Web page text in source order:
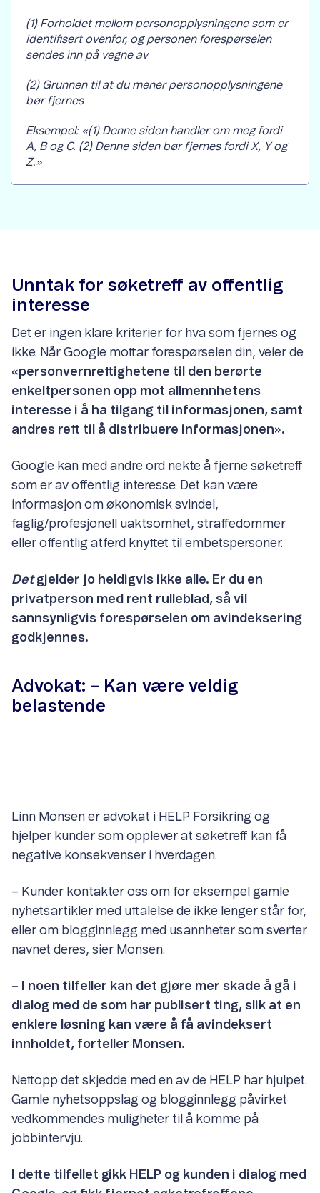
(1) Forholdet mellom personopplysningene som er
identifisert ovenfor, og personen forespørselen
sendes inn på vegne av
(2) Grunnen til at du mener personopplysningene
bør fjernes
Eksempel: «(1) Denne siden handler om meg fordi
A, B og C. (2) Denne siden bør fjernes fordi X, Y og
Z.»
Unntak for søketreff av offentlig
interesse
Det er ingen klare kriterier for hva som fjernes og
ikke. Når Google mottar forespørselen din, veier de
«personvernrettighetene til den berørte
enkeltpersonen opp mot allmennhetens
interesse i å ha tilgang til informasjonen, samt
andres rett til å distribuere informasjonen».
Google kan med andre ord nekte å fjerne søketreff
som er av offentlig interesse. Det kan være
informasjon om økonomisk svindel,
faglig/profesjonell uaktsomhet, straffedommer
eller offentlig atferd knyttet til embetspersoner.
Detgjelder jo heldigvis ikke alle. Er du en
privatperson med rent rulleblad, så vil
sannsynligvis forespørselen om avindeksering
godkjennes.
Advokat: – Kan være veldig
belastende
Linn Monsen er advokat i HELP Forsikring og
hjelper kunder som opplever at søketreff kan få
negative konsekvenser i hverdagen.
– Kunder kontakter oss om for eksempel gamle
nyhetsartikler med uttalelse de ikke lenger står for,
eller om blogginnlegg med usannheter som sverter
navnet deres, sier Monsen.
– I noen tilfeller kan det gjøre mer skade å gå i
dialog med de som har publisert ting, slik at en
enklere løsning kan være å få avindeksert
innholdet, forteller Monsen.
Nettopp det skjedde med en av de HELP har hjulpet.
Gamle nyhetsoppslag og blogginnlegg påvirket
vedkommendes muligheter til å komme på
jobbintervju.
I dette tilfellet gikk HELP og kunden i dialog med